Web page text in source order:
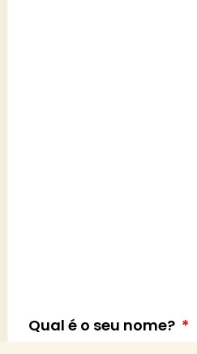
Qual é o seu nome?